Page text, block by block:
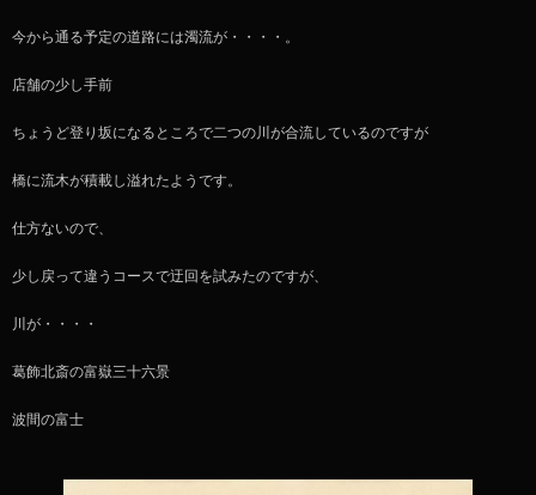
今から通る予定の道路には濁流が・・・・。
店舗の少し手前
ちょうど登り坂になるところで二つの川が合流しているのですが
橋に流木が積載し溢れたようです。
仕方ないので、
少し戻って違うコースで迂回を試みたのですが、
川が・・・・
葛飾北斎の富嶽三十六景
波間の富士